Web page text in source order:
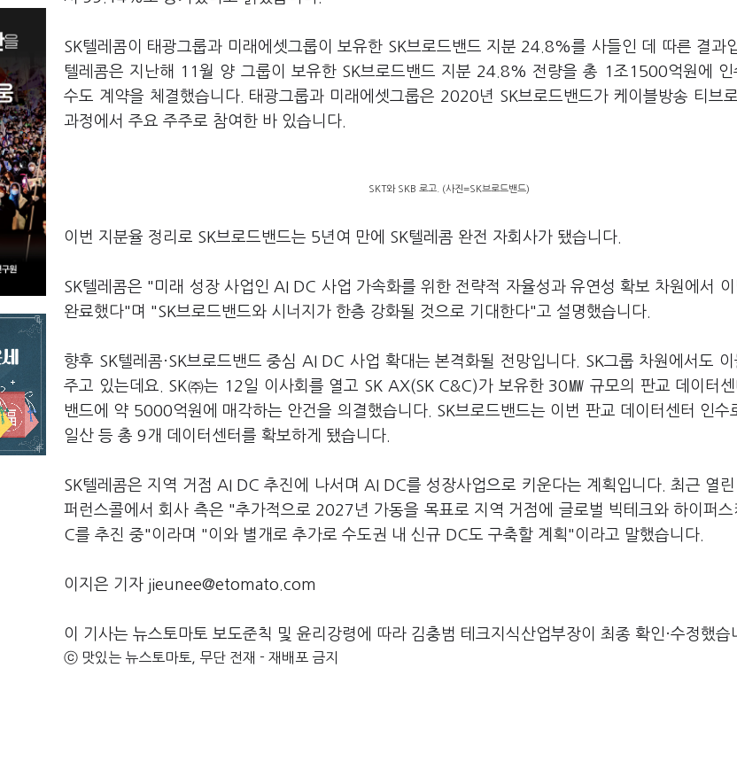
SK텔레콤이 태광그룹과 미래에셋그룹이 보유한 SK브로드밴드 지분 24.8%를 사들인 데 따른 결과
텔레콤은 지난해 11월 양 그룹이 보유한 SK브로드밴드 지분 24.8% 전량을 총 1조1500억원에 인
수도 계약을 체결했습니다. 태광그룹과 미래에셋그룹은 2020년 SK브로드밴드가 케이블방송 티브
과정에서 주요 주주로 참여한 바 있습니다.
SKT와 SKB 로고. (사진=SK브로드밴드)
이번 지분율 정리로 SK브로드밴드는 5년여 만에 SK텔레콤 완전 자회사가 됐습니다.
SK텔레콤은 "미래 성장 사업인 AI DC 사업 가속화를 위한 전략적 자율성과 유연성 확보 차원에서
완료했다"며 "SK브로드밴드와 시너지가 한층 강화될 것으로 기대한다"고 설명했습니다.
향후 SK텔레콤·SK브로드밴드 중심 AI DC 사업 확대는 본격화될 전망입니다. SK그룹 차원에서도
주고 있는데요. SK㈜는 12일 이사회를 열고 SK AX(SK C&C)가 보유한 30㎿ 규모의 판교 데이터센
밴드에 약 5000억원에 매각하는 안건을 의결했습니다. SK브로드밴드는 이번 판교 데이터센터 인수
일산 등 총 9개 데이터센터를 확보하게 됐습니다.
SK텔레콤은 지역 거점 AI DC 추진에 나서며 AI DC를 성장사업으로 키운다는 계획입니다. 최근 열
퍼런스콜에서 회사 측은 "추가적으로 2027년 가동을 목표로 지역 거점에 글로벌 빅테크와 하이퍼
C를 추진 중"이라며 "이와 별개로 추가로 수도권 내 신규 DC도 구축할 계획"이라고 말했습니다.
이지은 기자 jieunee@etomato.com
이 기사는 뉴스토마토 보도준칙 및 윤리강령에 따라 김충범 테크지식산업부장이 최종 확인·수정했습
ⓒ 맛있는 뉴스토마토, 무단 전재 - 재배포 금지